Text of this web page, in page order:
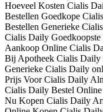
Hoeveel Kosten Cialis
Bestellen Goedkope
Bestellen Generieke
Cialis Daily Goedkoopste
Aankoop Online Cialis
Bij Apotheek Cialis Daily
Generieke Cialis Daily
Prijs Voor Cialis Daily
Cialis Daily Bestel Online
Nu Kopen Cialis Daily